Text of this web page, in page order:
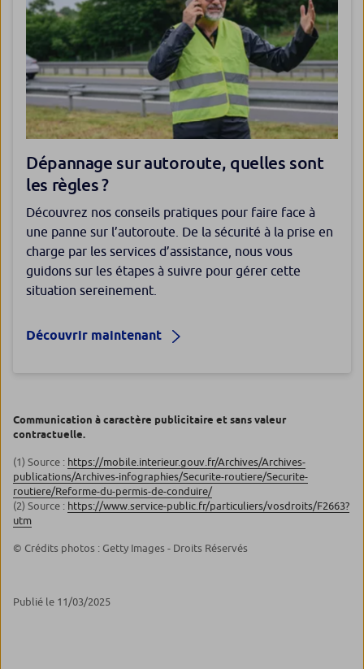
Dépannage sur autoroute, quelles sont
les règles ?
Découvrez nos conseils pratiques pour faire face à
une panne sur l’autoroute. De la sécurité à la prise en
charge par les services d’assistance, nous vous
guidons sur les étapes à suivre pour gérer cette
situation sereinement.
Découvrir maintenant
Communication à caractère publicitaire et sans valeur
contractuelle.
(1) Source : https://mobile.interieur.gouv.fr/Archives/Archives-
publications/Archives-infographies/Securite-routiere/Securite-
routiere/Reforme-du-permis-de-conduire/
(2) Source : https://www.service-public.fr/particuliers/vosdroits/F2663?
utm
© Crédits photos : Getty Images - Droits Réservés
Publié le 11/03/2025